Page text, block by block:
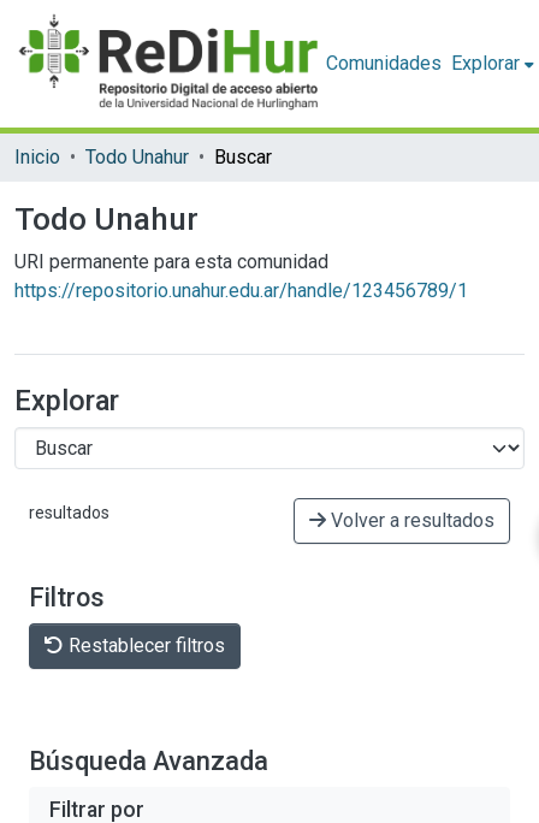
Comunidades Explorar
Inicio Todo Unahur Buscar
Todo Unahur
URI permanente para esta comunidad
https://repositorio.unahur.edu.ar/handle/123456789/1
Explorar
resultados Volver a resultados
Filtros
Restablecer filtros
Búsqueda Avanzada
Filtrar por